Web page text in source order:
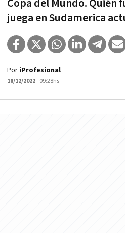
Copa del Mundo. Quién
juega en Sudamerica
Por iProfesional
18/12/2022- 09:28hs